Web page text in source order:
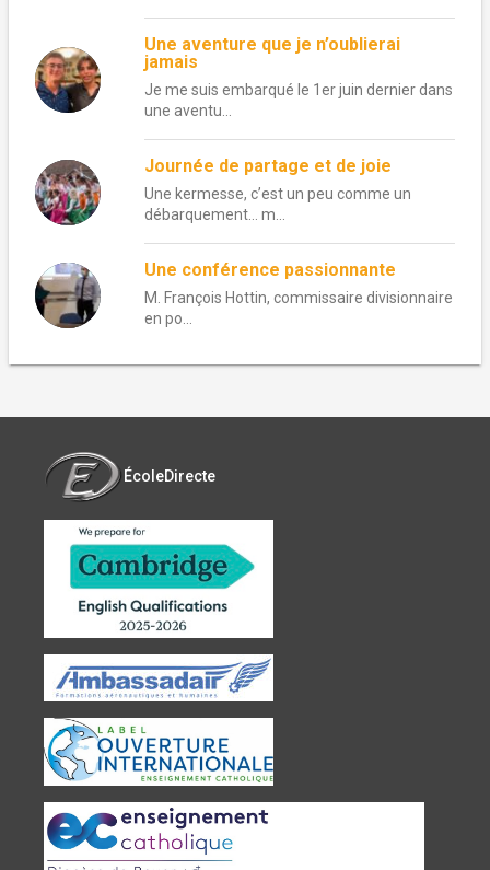
Une aventure que je n’oublierai
jamais
Je me suis embarqué le 1er juin dernier dans
une aventu...
Journée de partage et de joie
Une kermesse, c’est un peu comme un
débarquement… m...
Une conférence passionnante
M. François Hottin, commissaire divisionnaire
en po...
ÉcoleDirecte